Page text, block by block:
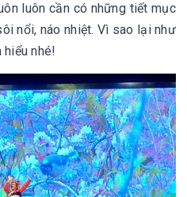
luôn cần có những tiết mục
nổi, náo nhiệt. Vì sao lại như
nhé!